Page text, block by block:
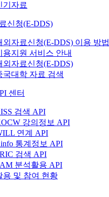
기자료
신청(E-DDS)
외자료신청(E-DDS) 이용 방법
용지원 서비스 안내
외자료신청(E-DDS)
국대학 자료 검색
센터
검색 API
강의정보 API
연계 API
통계정보 API
검색 API
분석활용 API
용 및 참여 현황